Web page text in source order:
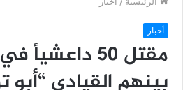
أخبار
مقتل 50
بينهم القيادي “أبو